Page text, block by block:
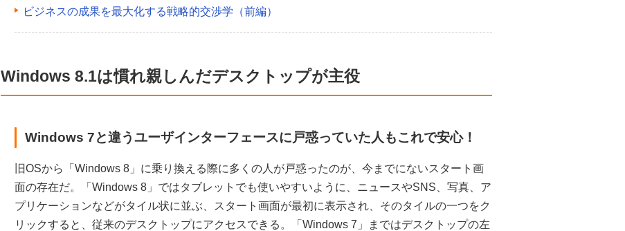
ビジネスの成果を最大化する戦略的交渉学（前編）
Windows 8.1は慣れ親しんだデスクトップが主役
Windows 7と違うユーザインターフェースに戸惑っていた人もこれで安心！
旧OSから「Windows 8」に乗り換える際に多くの人が戸惑ったのが、今までにないスタート画
面の存在だ。「Windows 8」ではタブレットでも使いやすいように、ニュースやSNS、写真、ア
プリケーションなどがタイル状に並ぶ、スタート画面が最初に表示され、そのタイルの一つをク
リックすると、従来のデスクトップにアクセスできる。「Windows 7」まではデスクトップの左